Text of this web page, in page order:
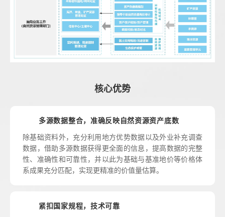
核心优势
多源数据整合，准确反映自然资源资产底数
除基础资料外，充分利用地方优势数据以及外业补充调查
数据，借助多源数据获得更全面的信息，提高数据的完整
性、准确性和可靠性，并以此为基础与基准地价等价格体
系成果充分匹配，实现更精准的价值量估算。
紧扣国家规程，技术可靠